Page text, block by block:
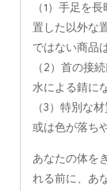
（1）手足を
置した以外な
ではない商品
（2）首の接
水による錆に
（3）特別な
或は色が落ち
あなたの体を
れる前に、あ